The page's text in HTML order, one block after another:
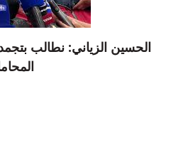
الحسين الزياني: نطالب